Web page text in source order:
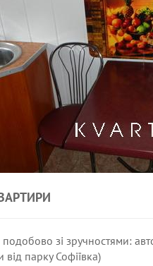
зі зручностями:
від парку Софіївка)